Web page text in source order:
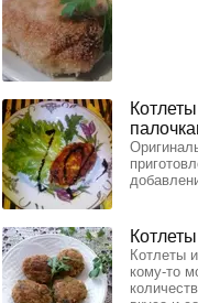
Котлеты
кому-то